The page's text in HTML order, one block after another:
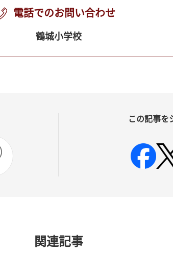
電話でのお問い合わせ
鶴城小学校
この記事を
関連記事